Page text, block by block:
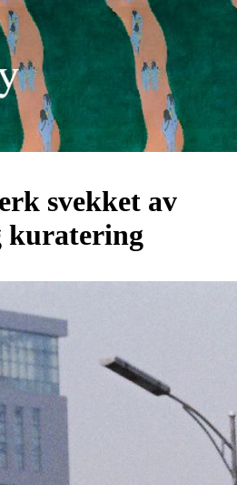
svekket av
kuratering